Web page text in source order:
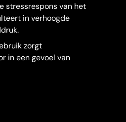
stressrespons van het
in verhoogde
zorgt
in een gevoel van